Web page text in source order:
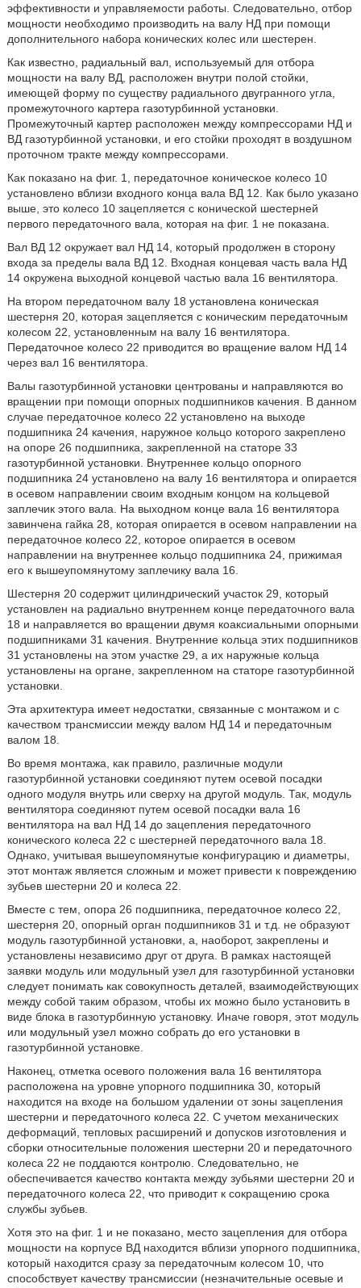
эффективности и управляемости работы. Следовательно, отбор
мощности необходимо производить на валу НД при помощи
дополнительного набора конических колес или шестерен.
Как известно, радиальный вал, используемый для отбора
мощности на валу ВД, расположен внутри полой стойки,
имеющей форму по существу радиального двугранного угла,
промежуточного картера газотурбинной установки.
Промежуточный картер расположен между компрессорами НД и
ВД газотурбинной установки, и его стойки проходят в воздушном
проточном тракте между компрессорами.
Как показано на фиг. 1, передаточное коническое колесо 10
установлено вблизи входного конца вала ВД 12. Как было указано
выше, это колесо 10 зацепляется с конической шестерней
первого передаточного вала, которая на фиг. 1 не показана.
Вал ВД 12 окружает вал НД 14, который продолжен в сторону
входа за пределы вала ВД 12. Входная концевая часть вала НД
14 окружена выходной концевой частью вала 16 вентилятора.
На втором передаточном валу 18 установлена коническая
шестерня 20, которая зацепляется с коническим передаточным
колесом 22, установленным на валу 16 вентилятора.
Передаточное колесо 22 приводится во вращение валом НД 14
через вал 16 вентилятора.
Валы газотурбинной установки центрованы и направляются во
вращении при помощи опорных подшипников качения. В данном
случае передаточное колесо 22 установлено на выходе
подшипника 24 качения, наружное кольцо которого закреплено
на опоре 26 подшипника, закрепленной на статоре 33
газотурбинной установки. Внутреннее кольцо опорного
подшипника 24 установлено на валу 16 вентилятора и опирается
в осевом направлении своим входным концом на кольцевой
заплечик этого вала. На выходном конце вала 16 вентилятора
завинчена гайка 28, которая опирается в осевом направлении на
передаточное колесо 22, которое опирается в осевом
направлении на внутреннее кольцо подшипника 24, прижимая
его к вышеупомянутому заплечику вала 16.
Шестерня 20 содержит цилиндрический участок 29, который
установлен на радиально внутреннем конце передаточного вала
18 и направляется во вращении двумя коаксиальными опорными
подшипниками 31 качения. Внутренние кольца этих подшипников
31 установлены на этом участке 29, а их наружные кольца
установлены на органе, закрепленном на статоре газотурбинной
установки.
Эта архитектура имеет недостатки, связанные с монтажом и с
качеством трансмиссии между валом НД 14 и передаточным
валом 18.
Во время монтажа, как правило, различные модули
газотурбинной установки соединяют путем осевой посадки
одного модуля внутрь или сверху на другой модуль. Так, модуль
вентилятора соединяют путем осевой посадки вала 16
вентилятора на вал НД 14 до зацепления передаточного
конического колеса 22 с шестерней передаточного вала 18.
Однако, учитывая вышеупомянутые конфигурацию и диаметры,
этот монтаж является сложным и может привести к повреждению
зубьев шестерни 20 и колеса 22.
Вместе с тем, опора 26 подшипника, передаточное колесо 22,
шестерня 20, опорный орган подшипников 31 и т.д. не образуют
модуль газотурбинной установки, а, наоборот, закреплены и
установлены независимо друг от друга. В рамках настоящей
заявки модуль или модульный узел для газотурбинной установки
следует понимать как совокупность деталей, взаимодействующих
между собой таким образом, чтобы их можно было установить в
виде блока в газотурбинную установку. Иначе говоря, этот модуль
или модульный узел можно собрать до его установки в
газотурбинной установке.
Наконец, отметка осевого положения вала 16 вентилятора
расположена на уровне упорного подшипника 30, который
находится на входе на большом удалении от зоны зацепления
шестерни и передаточного колеса 22. С учетом механических
деформаций, тепловых расширений и допусков изготовления и
сборки относительные положения шестерни 20 и передаточного
колеса 22 не поддаются контролю. Следовательно, не
обеспечивается качество контакта между зубьями шестерни 20 и
передаточного колеса 22, что приводит к сокращению срока
службы зубьев.
Хотя это на фиг. 1 и не показано, место зацепления для отбора
мощности на корпусе ВД находится вблизи упорного подшипника,
который находится сразу за передаточным колесом 10, что
способствует качеству трансмиссии (незначительные осевые и